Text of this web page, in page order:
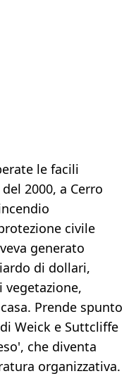
le facili
2000, a Cerro
civile
generato
di dollari,
Prende spunto
Weick e Suttcliffe
che diventa
organizzativa.